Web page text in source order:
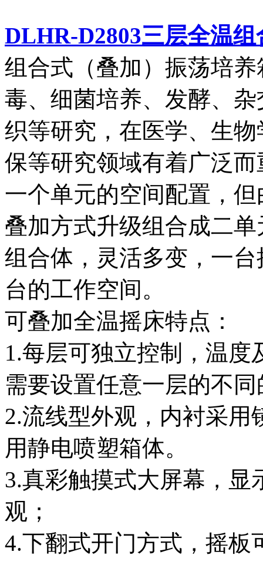
DLHR-D2803三层全温组
组合式（叠加）振荡培
毒、细菌培养、发酵、
织等研究，在医学、生
保等研究领域有着广泛
一个单元的空间配置，
叠加方式升级组合成二
组合体，灵活多变，一
台的工作空间。
可叠加全温摇床特点：
1.每层可独立控制，温
需要设置任意一层的不
2.流线型外观，内衬采
用静电喷塑箱体。
3.真彩触摸式大屏幕，
观；
4.下翻式开门方式，摇板